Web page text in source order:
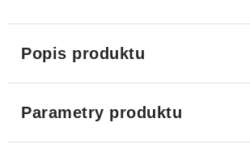
Popis produktu
Parametry produktu